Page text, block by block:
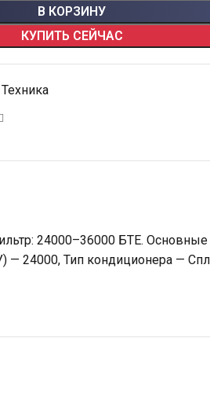
В КОРЗИНУ
КУПИТЬ СЕЙЧАС
24000–36000 БТЕ. Основные
24000, Тип кондиционера —